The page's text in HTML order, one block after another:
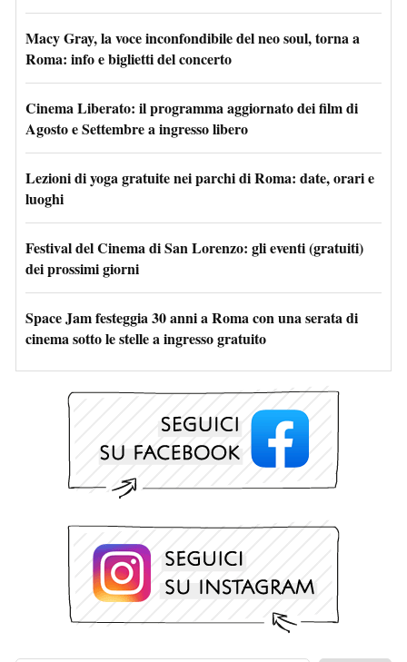
Macy Gray, la voce inconfondibile del neo soul, torna a
Roma: info e biglietti del concerto
Cinema Liberato: il programma aggiornato dei film di
Agosto e Settembre a ingresso libero
Lezioni di yoga gratuite nei parchi di Roma: date, orari e
luoghi
Festival del Cinema di San Lorenzo: gli eventi (gratuiti)
dei prossimi giorni
Space Jam festeggia 30 anni a Roma con una serata di
cinema sotto le stelle a ingresso gratuito